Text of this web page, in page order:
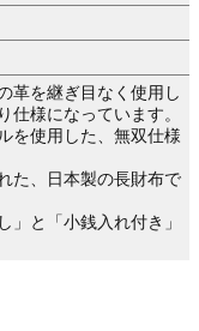
革を継ぎ目なく使用し
仕様になっています。
を使用した、無双仕様
た、日本製の長財布で
」と「小銭入れ付き」